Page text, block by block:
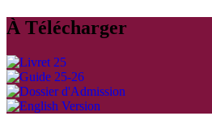
À Télécharger